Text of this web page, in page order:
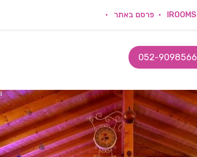
פרסם באתר
052-9098566